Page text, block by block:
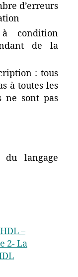
d’erreurs
condition
de la
: tous
à toutes les
ne sont pas
du langage
–
2- La